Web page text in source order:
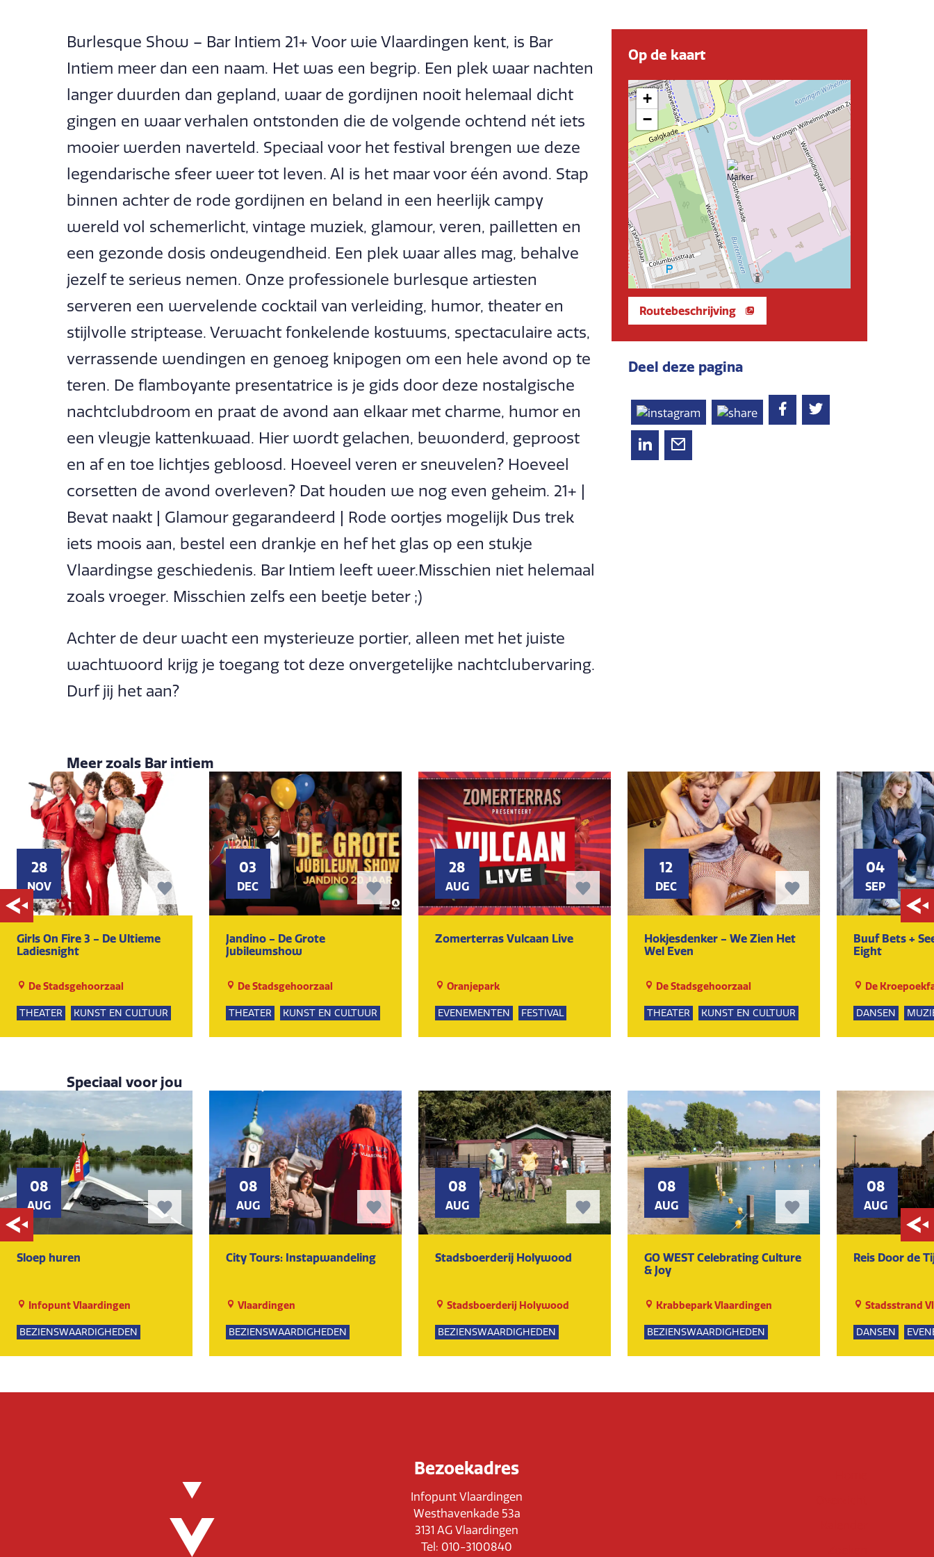
Burlesque Show – Bar Intiem 21+ Voor wie Vlaardingen kent, is Bar
Intiem meer dan een naam. Het was een begrip. Een plek waar nachten
langer duurden dan gepland, waar de gordijnen nooit helemaal dicht
gingen en waar verhalen ontstonden die de volgende ochtend nét iets
mooier werden naverteld. Speciaal voor het festival brengen we deze
legendarische sfeer weer tot leven. Al is het maar voor één avond. Stap
binnen achter de rode gordijnen en beland in een heerlijk campy
wereld vol schemerlicht, vintage muziek, glamour, veren, pailletten en
een gezonde dosis ondeugendheid. Een plek waar alles mag, behalve
jezelf te serieus nemen. Onze professionele burlesque artiesten
serveren een wervelende cocktail van verleiding, humor, theater en
stijlvolle striptease. Verwacht fonkelende kostuums, spectaculaire acts,
verrassende wendingen en genoeg knipogen om een hele avond op te
teren. De flamboyante presentatrice is je gids door deze nostalgische
nachtclubdroom en praat de avond aan elkaar met charme, humor en
een vleugje kattenkwaad. Hier wordt gelachen, bewonderd, geproost
en af en toe lichtjes gebloosd. Hoeveel veren er sneuvelen? Hoeveel
corsetten de avond overleven? Dat houden we nog even geheim. 21+ |
Bevat naakt | Glamour gegarandeerd | Rode oortjes mogelijk Dus trek
iets moois aan, bestel een drankje en hef het glas op een stukje
Vlaardingse geschiedenis. Bar Intiem leeft weer.Misschien niet helemaal
zoals vroeger. Misschien zelfs een beetje beter ;)
Achter de deur wacht een mysterieuze portier, alleen met het juiste
wachtwoord krijg je toegang tot deze onvergetelijke nachtclubervaring.
Durf jij het aan?
Op de kaart
+
−
Routebeschrijving
Deel deze pagina
Meer zoals Bar intiem
28
NOV
Girls On Fire 3 - De Ultieme
Ladiesnight
De Stadsgehoorzaal
THEATER KUNST EN CULTUUR
03
DEC
Jandino - De Grote
Jubileumshow
De Stadsgehoorzaal
THEATER KUNST EN CULTUUR
28
AUG
Zomerterras Vulcaan Live
Oranjepark
EVENEMENTEN
FESTIVAL
KUNST EN CULTUUR
MUZIEK
12
DEC
Hokjesdenker - We Zien Het
Wel Even
De Stadsgehoorzaal
THEATER KUNST EN CULTUUR
04
SEP
Buuf Bets +
Eight
De
DANSEN
KUNST EN
Speciaal voor jou
08
AUG
Sloep huren
Infopunt Vlaardingen
BEZIENSWAARDIGHEDEN
NATUUR
08
AUG
City Tours: Instapwandeling
Vlaardingen
BEZIENSWAARDIGHEDEN
SPORTIEF
GROEPSUITJES
08
AUG
Stadsboerderij Holywood
Stadsboerderij Holywood
BEZIENSWAARDIGHEDEN
NATUUR
08
AUG
GO WEST Celebrating Culture
& Joy
Krabbepark Vlaardingen
BEZIENSWAARDIGHEDEN
KUNST EN CULTUUR
08
AUG
Reis Door de
Stadsstrand
DANSEN
MUZIEK
Bezoekadres
Infopunt Vlaardingen
Westhavenkade 53a
3131 AG Vlaardingen
Tel: 010-3100840